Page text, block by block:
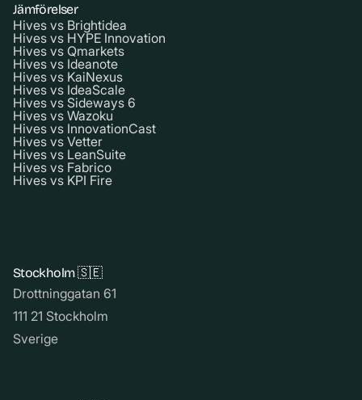
Jämförelser
Hives vs Brightidea
Hives vs HYPE Innovation
Hives vs Qmarkets
Hives vs Ideanote
Hives vs KaiNexus
Hives vs IdeaScale
Hives vs Sideways 6
Hives vs Wazoku
Hives vs InnovationCast
Hives vs Vetter
Hives vs LeanSuite
Hives vs Fabrico
Hives vs KPI Fire
Stockholm 🇸🇪
Drottninggatan 61
111 21 Stockholm
Sverige